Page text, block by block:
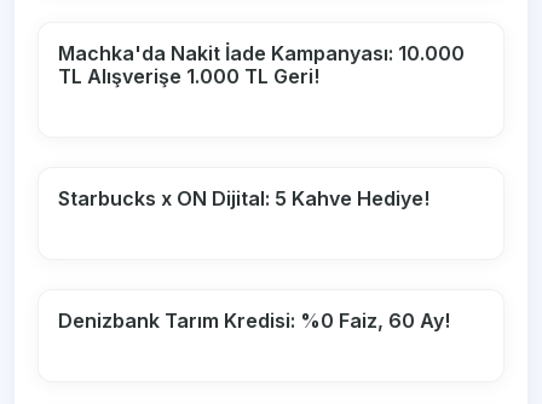
Machka'da Nakit İade Kampanyası: 10.000
TL Alışverişe 1.000 TL Geri!
Starbucks x ON Dijital: 5 Kahve Hediye!
Denizbank Tarım Kredisi: %0 Faiz, 60 Ay!